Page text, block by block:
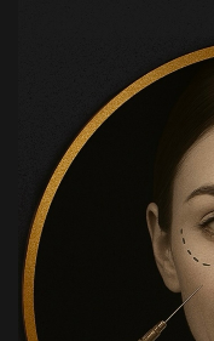
Filler
Exosome